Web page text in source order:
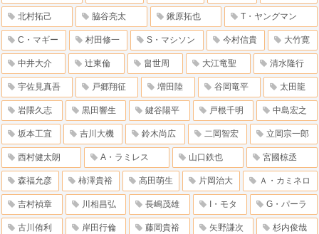
北村拓己 脇谷亮太 鍬原拓也 T・ヤングマン
C・マギー 村田修一 S・マシソン 今村信貴 大竹寛
中井大介 辻東倫 畠世周 大江竜聖 清水隆行
宇佐見真吾 戸郷翔征 増田陸 谷岡竜平 太田龍
岩隈久志 黒田響生 鍵谷陽平 戸根千明 中島宏之
坂本工宜 吉川大機 鈴木尚広 二岡智宏 立岡宗一郎
西村健太朗 A・ラミレス 山口鉄也 宮國椋丞
森福允彦 柿澤貴裕 高田萌生 片岡治大 Ａ・カミネロ
吉村禎章 川相昌弘 長嶋茂雄 I・モタ G・パーラ
古川侑利 岸田行倫 藤岡貴裕 矢野謙次 杉内俊哉